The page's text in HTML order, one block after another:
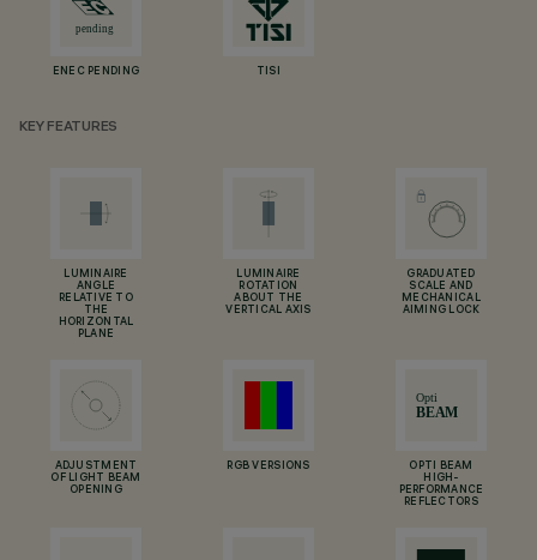
ENEC PENDING TISI
KEY FEATURES
LUMINAIRE
ANGLE
RELATIVE TO
THE
HORIZONTAL
PLANE
LUMINAIRE
ROTATION
ABOUT THE
VERTICAL AXIS
GRADUATED
SCALE AND
MECHANICAL
AIMING LOCK
ADJUSTMENT
OF LIGHT BEAM
OPENING
RGB VERSIONS
OPTI BEAM
HIGH-
PERFORMANCE
REFLECTORS